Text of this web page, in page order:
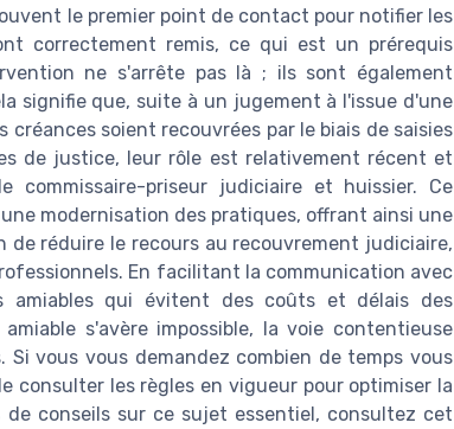
le premier point de contact pour notifier les
correctement remis, ce qui est un prérequis
ne s'arrête pas là ; ils sont également
signifie que, suite à un jugement à l'issue d'une
soient recouvrées par le biais de saisies
de justice, leur rôle est relativement récent et
priseur judiciaire et huissier. Ce
modernisation des pratiques, offrant ainsi une
réduire le recours au recouvrement judiciaire,
En facilitant la communication avec
amiables qui évitent des coûts et délais des
s'avère impossible, la voie contentieuse
vous vous demandez combien de temps vous
consulter les règles en vigueur pour optimiser la
conseils sur ce sujet essentiel, consultez cet